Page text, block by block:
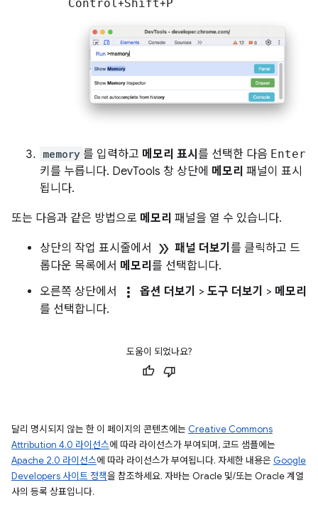
Control+Shift+P
memory 를 입력하고 메모리 표시 를 선택한 다음 Enter
키를 누릅니다. DevTools 창 상단에 메모리 패널이 표시
됩니다.
또는 다음과 같은 방법으로 메모리 패널을 열 수 있습니다.
상단의 작업 표시줄에서 double_arrow 패널 더보기 를 클릭하고 드
롭다운 목록에서 메모리 를 선택합니다.
오른쪽 상단에서
more_vert 옵션 더보기 > 도구 더보기 > 메모리
를 선택합니다.
도움이 되었나요?
달리 명시되지 않는 한 이 페이지의 콘텐츠에는 Creative Commons
Attribution 4.0 라이선스에 따라 라이선스가 부여되며, 코드 샘플에는
Apache 2.0 라이선스에 따라 라이선스가 부여됩니다. 자세한 내용은 Google
Developers 사이트 정책을 참조하세요. 자바는 Oracle 및/또는 Oracle 계열
사의 등록 상표입니다.